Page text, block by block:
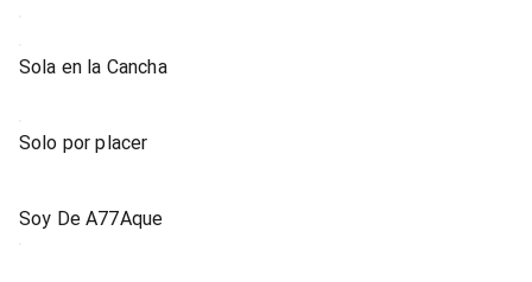
Sola en la Cancha
Solo por placer
Soy De A77Aque